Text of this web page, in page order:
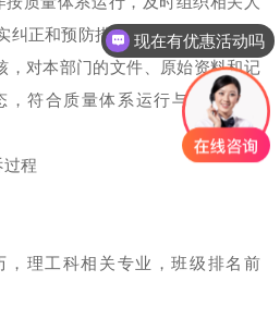
纠正和预防措施。
，对本部门的文件、原始资料和记
符合质量体系运行与顾客的要
程
，理工科相关专业，班级排名前
可以介绍下你们的产品么
现在有优惠活动吗